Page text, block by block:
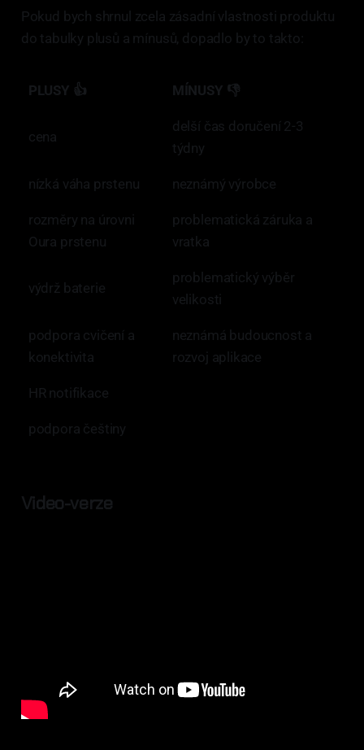
Pokud bych shrnul zcela zásadní vlastnosti produktu
do tabulky plusů a mínusů, dopadlo by to takto:
PLUSY 👍 MÍNUSY 👎
cena
delší čas doručení 2-3
týdny
nízká váha prstenu neznámý výrobce
rozměry na úrovni
Oura prstenu
problematická záruka a
vratka
výdrž baterie
problematický výběr
velikosti
podpora cvičení a
konektivita
neznámá budoucnost a
rozvoj aplikace
HR notifikace
podpora češtiny
Video-verze